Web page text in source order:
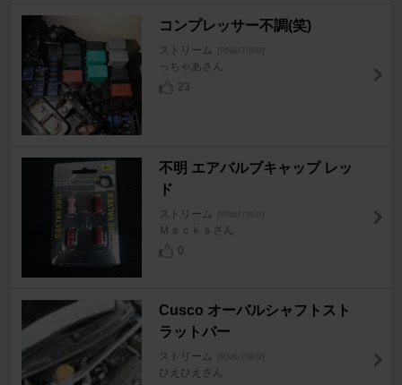
コンプレッサー不調(笑)
ストリーム [RN6/7/8/9]
っちゃあさん
23
不明 エアバルブキャップ レッ
ド
ストリーム [RN6/7/8/9]
Ｍａｃｋｓさん
0
Cusco オーバルシャフトスト
ラットバー
ストリーム [RN6/7/8/9]
ひえひえさん